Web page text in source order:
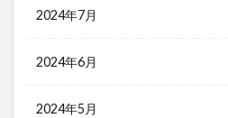
2024年7月
2024年6月
2024年5月